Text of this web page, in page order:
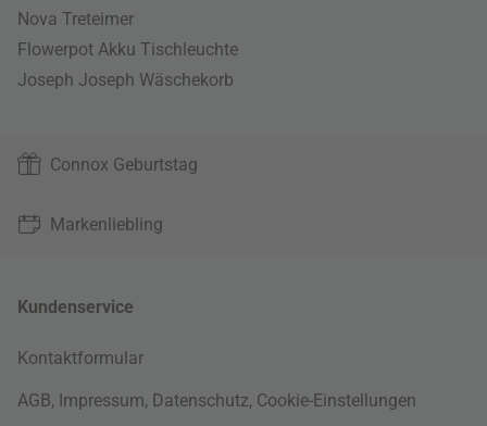
Nova Treteimer
Flowerpot Akku Tischleuchte
Joseph Joseph Wäschekorb
Connox Geburtstag
Markenliebling
Kundenservice
Kontaktformular
AGB, Impressum, Datenschutz, Cookie-Einstellungen